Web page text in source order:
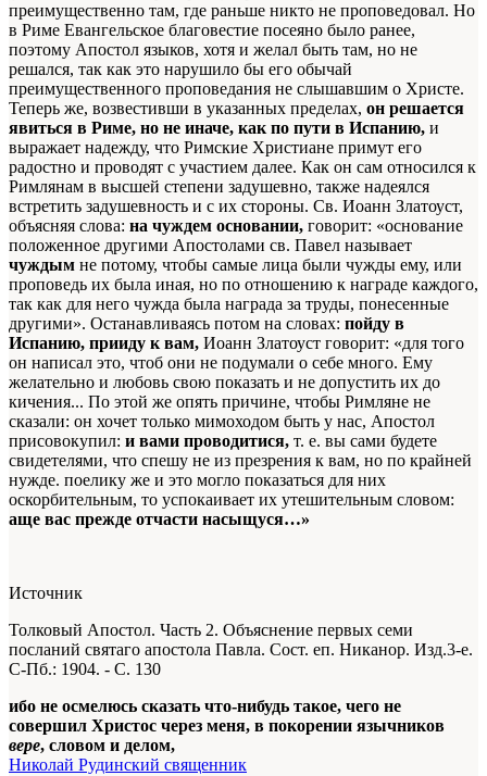
преимущественно там, где раньше никто не проповедовал. Но
в Риме Евангельское благовестие посеяно было ранее,
поэтому Апостол языков, хотя и желал быть там, но не
решался, так как это нарушило бы его обычай
преимущественного проповедания не слышавшим о Христе.
Теперь же, возвестивши в указанных пределах, он решается
явиться в Риме, но не иначе, как по пути в Испанию, и
выражает надежду, что Римские Христиане примут его
радостно и проводят с участием далее. Как он сам относился к
Римлянам в высшей степени задушевно, также надеялся
встретить задушевность и с их стороны. Св. Иоанн Златоуст,
объясняя слова: на чуждем основании, говорит: «основание
положенное другими Апостолами св. Павел называет
чуждым не потому, чтобы самые лица были чужды ему, или
проповедь их была иная, но по отношению к награде каждого,
так как для него чужда была награда за труды, понесенные
другими». Останавливаясь потом на словах: пойду в
Испанию, прииду к вам, Иоанн Златоуст говорит: «для того
он написал это, чтоб они не подумали о себе много. Ему
желательно и любовь свою показать и не допустить их до
кичения... По этой же опять причине, чтобы Римляне не
сказали: он хочет только мимоходом быть у нас, Апостол
присовокупил: и вами проводитися, т. е. вы сами будете
свидетелями, что спешу не из презрения к вам, но по крайней
нужде. поелику же и это могло показаться для них
оскорбительным, то успокаивает их утешительным словом:
аще вас прежде отчасти насыщуся…»
Источник
Толковый Апостол. Часть 2. Объяснение первых семи
посланий святаго апостола Павла. Сост. еп. Никанор. Изд.3-е.
С-Пб.: 1904. - С. 130
ибо не осмелюсь сказать что-нибудь такое, чего не
совершил Христос через меня, в покорении язычников
вере, словом и делом,
Николай Рудинский священник